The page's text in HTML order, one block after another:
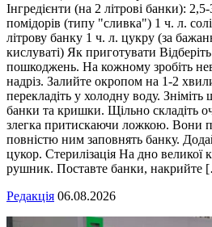
Інгредієнти (на 2 літрові банки):
помідорів (типу "сливка") 1 ч. л.
літрову банку 1 ч. л. цукру (за
кислуваті) Як приготувати
пошкоджень. На кожному зробіть
надріз. Залийте окропом на 1-2
перекладіть у холодну воду. Зніміть
банки та кришки. Щільно складіть
злегка притискаючи ложкою. Вони
повністю ним заповнять банку.
цукор. Стерилізація На дно великої
рушник. Поставте банки, накрийте
Редакція 06.08.2026